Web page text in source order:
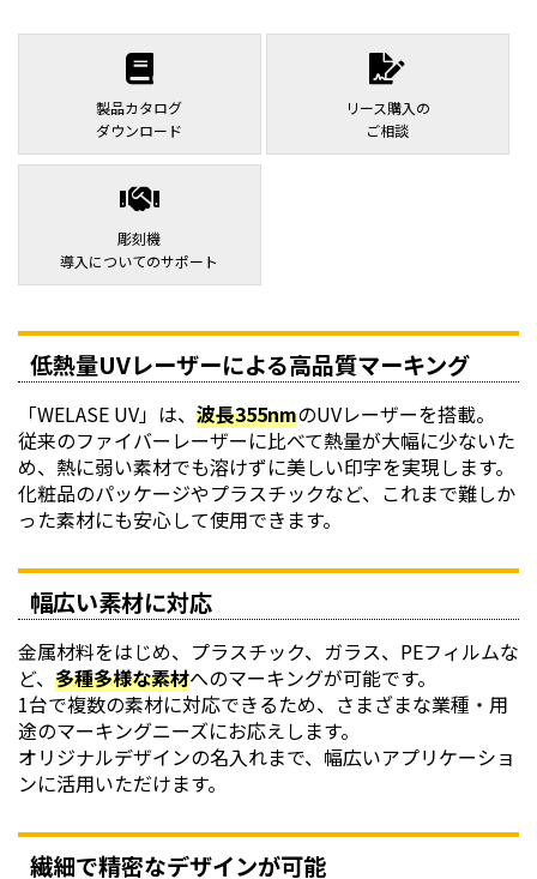
製品カタログ
ダウンロード
リース購入の
ご相談
彫刻機
導入についてのサポート
低熱量UVレーザーによる高品質マーキング
「WELASE UV」は、 波長355nmのUVレーザーを搭載。
従来のファイバーレーザーに比べて熱量が大幅に少ないた
め、熱に弱い素材でも溶けずに美しい印字を実現します。
化粧品のパッケージやプラスチックなど、これまで難しか
った素材にも安心して使用できます。
幅広い素材に対応
金属材料をはじめ、プラスチック、ガラス、PEフィルムな
ど、 多種多様な素材へのマーキングが可能です。
1台で複数の素材に対応できるため、さまざまな業種・用
途のマーキングニーズにお応えします。
オリジナルデザインの名入れまで、幅広いアプリケーショ
ンに活用いただけます。
繊細で精密なデザインが可能